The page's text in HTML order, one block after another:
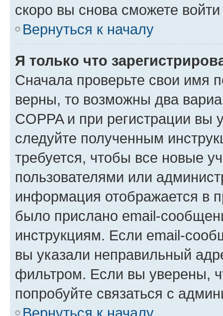
скоро вы снова сможете
Вернуться к началу
Я только что
Сначала проверьте свои имя
верны, то возможны два
COPPA и при регистрации вы
следуйте полученным
требуется, чтобы все новые
пользователями или
информация отображается в
было прислано email-
инструкциям. Если email-
вы указали неправильный
фильтром. Если вы уверены,
попробуйте связаться с
Вернуться к началу